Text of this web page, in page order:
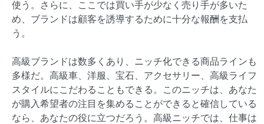
使う。さらに、ここでは買い手が少なく売り手が多いた
め、ブランドは顧客を誘導するために十分な報酬を支払
う。
高級ブランドは数多くあり、ニッチ化できる商品ラインも
多様だ。高級車、洋服、宝石、アクセサリー、高級ライフ
スタイルにこだわることもできる。このニッチは、あなた
が購入希望者の注目を集めることができると確信している
なら、あなたの役に立つだろう。高級ニッチでは、仕事は